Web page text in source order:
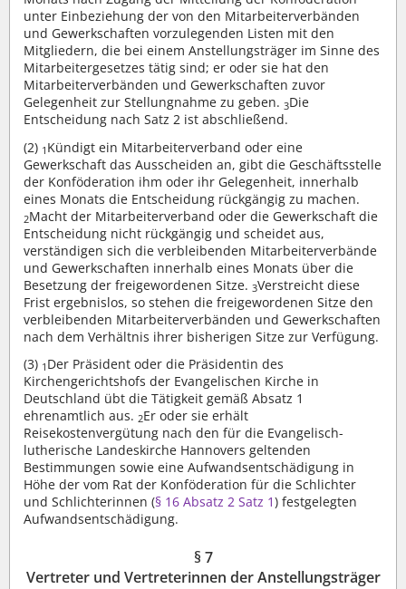
unter Einbeziehung der von den Mitarbeiterverbänden
und Gewerkschaften vorzulegenden Listen mit den
Mitgliedern, die bei einem Anstellungsträger im Sinne des
Mitarbeitergesetzes tätig sind; er oder sie hat den
Mitarbeiterverbänden und Gewerkschaften zuvor
Gelegenheit zur Stellungnahme zu geben. 3Die
Entscheidung nach Satz 2 ist abschließend.
(2) 1 Kündigt ein Mitarbeiterverband oder eine
Gewerkschaft das Ausscheiden an, gibt die Geschäftsstelle
der Konföderation ihm oder ihr Gelegenheit, innerhalb
eines Monats die Entscheidung rückgängig zu machen.
2Macht der Mitarbeiterverband oder die Gewerkschaft die
Entscheidung nicht rückgängig und scheidet aus,
verständigen sich die verbleibenden Mitarbeiterverbände
und Gewerkschaften innerhalb eines Monats über die
Besetzung der freigewordenen Sitze. 3Verstreicht diese
Frist ergebnislos, so stehen die freigewordenen Sitze den
verbleibenden Mitarbeiterverbänden und Gewerkschaften
nach dem Verhältnis ihrer bisherigen Sitze zur Verfügung.
(3) 1 Der Präsident oder die Präsidentin des
Kirchengerichtshofs der Evangelischen Kirche in
Deutschland übt die Tätigkeit gemäß Absatz 1
ehrenamtlich aus. 2Er oder sie erhält
Reisekostenvergütung nach den für die Evangelisch-
lutherische Landeskirche Hannovers geltenden
Bestimmungen sowie eine Aufwandsentschädigung in
Höhe der vom Rat der Konföderation für die Schlichter
und Schlichterinnen (§ 16 Absatz 2 Satz 1) festgelegten
Aufwandsentschädigung.
§ 7
Vertreter und Vertreterinnen der Anstellungsträger